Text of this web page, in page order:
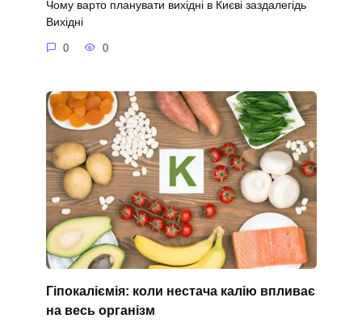
Чому варто планувати вихідні в Києві заздалегідь
Вихідні
0 0
Гіпокаліємія: коли нестача калію впливає
на весь організм